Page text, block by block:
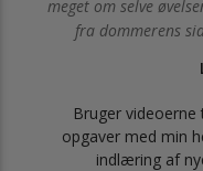
meget om selve
fra dommerens
Bruger
opgaver med min
indlæring af